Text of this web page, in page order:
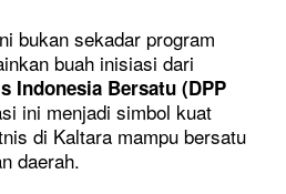
bukan sekadar program
buah inisiasi dari
Indonesia Bersatu (DPP
ini menjadi simbol kuat
di Kaltara mampu bersatu
daerah.